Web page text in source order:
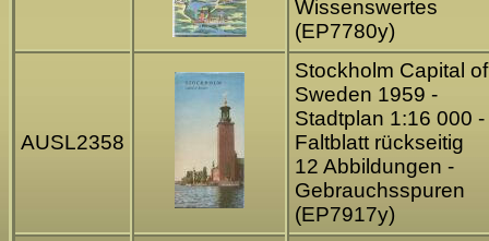
Wissenswertes
(EP7780y)
AUSL2358
Stockholm Capital of
Sweden 1959 -
Stadtplan 1:16 000 -
Faltblatt rückseitig
12 Abbildungen -
Gebrauchsspuren
(EP7917y)